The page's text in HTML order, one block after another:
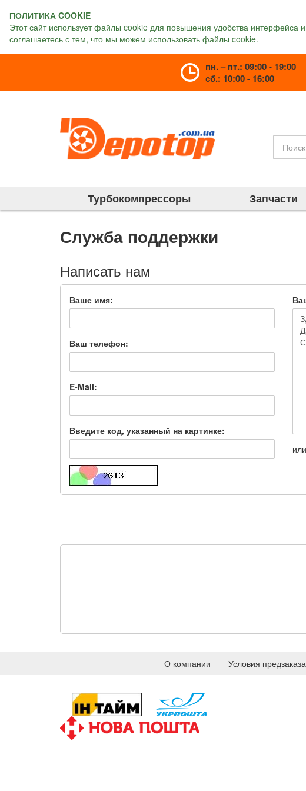
ПОЛИТИКА COOKIE
Этот сайт использует файлы cookie для повышения удобства интерфейса
соглашаетесь с тем, что мы можем использовать файлы cookie.
пн. – пт.: 09:00 - 19:00
сб.: 10:00 - 16:00
Турбокомпрессоры Запчасти
Служба поддержки
Написать нам
Ваше имя:
Ваш телефон:
E-Mail:
Введите код, указанный на картинке:
О компании Условия предзаказа